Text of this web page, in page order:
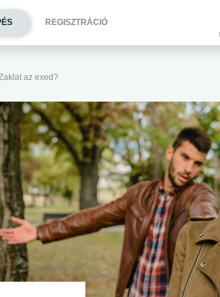
az exed?
REGISZTRÁCIÓ